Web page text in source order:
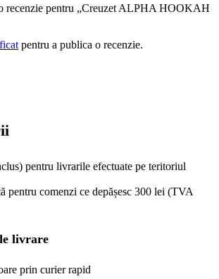
recenzie pentru „Creuzet ALPHA HOOKAH
pentru a publica o recenzie.
pentru livrarile efectuate pe teritoriul
pentru comenzi ce depășesc 300 lei (TVA
livrare
prin curier rapid